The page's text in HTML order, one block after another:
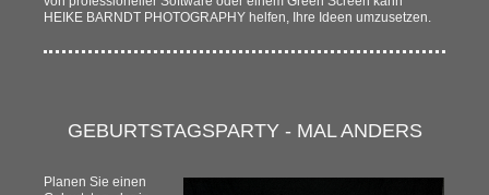
HEIKE BARNDT PHOTOGRAPHY helfen, Ihre Ideen umzusetzen.
GEBURTSTAGSPARTY - MAL ANDERS
Planen Sie einen